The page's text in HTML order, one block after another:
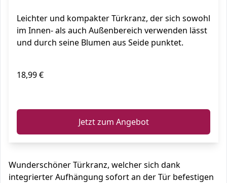
Leichter und kompakter Türkranz, der sich sowohl
im Innen- als auch Außenbereich verwenden lässt
und durch seine Blumen aus Seide punktet.
18,99 €
Jetzt zum Angebot
Wunderschöner Türkranz, welcher sich dank
integrierter Aufhängung sofort an der Tür befestigen